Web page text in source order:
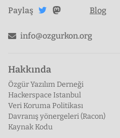
Paylaş
Twitter'da
paylaş
Mastodon'da
Blog
info@ozgurkon.org
Hakkında
Özgür Yazılım Derneği
Hackerspace Istanbul
Veri Koruma Politikası
Davranış yönergeleri (Racon)
Kaynak Kodu